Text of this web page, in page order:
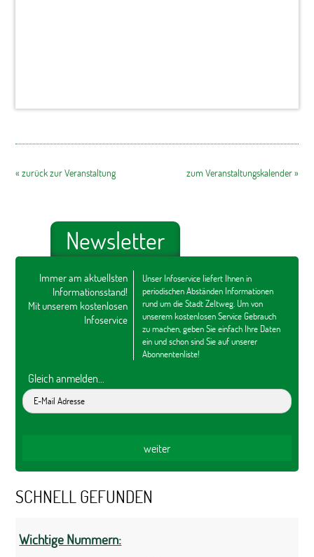
« zurück zur Veranstaltung zum Veranstaltungskalender »
Newsletter
Immer am aktuellsten
Informationsstand!
Mit unserem kostenlosen
Infoservice
Unser Infoservice liefert Ihnen in
periodischen Abständen Informationen
rund um die Stadt Zeltweg. Um von
unserem kostenlosen Service Gebrauch
zu machen, geben Sie einfach Ihre Daten
ein und schon sind Sie auf unserer
Abonnentenliste!
Gleich anmelden...
SCHNELL GEFUNDEN
Wichtige Nummern: